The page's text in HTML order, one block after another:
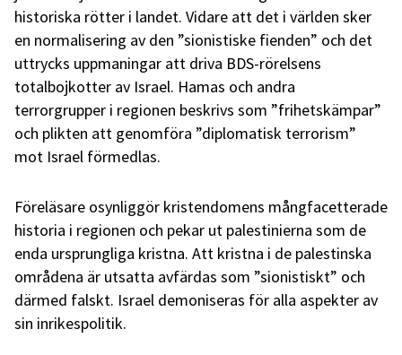
historiska rötter i landet. Vidare att det i världen sker
en normalisering av den ”sionistiske fienden” och det
uttrycks uppmaningar att driva BDS-rörelsens
totalbojkotter av Israel. Hamas och andra
terrorgrupper i regionen beskrivs som ”frihetskämpar”
och plikten att genomföra ”diplomatisk terrorism”
mot Israel förmedlas.
Föreläsare osynliggör kristendomens mångfacetterade
historia i regionen och pekar ut palestinierna som de
enda ursprungliga kristna. Att kristna i de palestinska
områdena är utsatta avfärdas som ”sionistiskt” och
därmed falskt. Israel demoniseras för alla aspekter av
sin inrikespolitik.